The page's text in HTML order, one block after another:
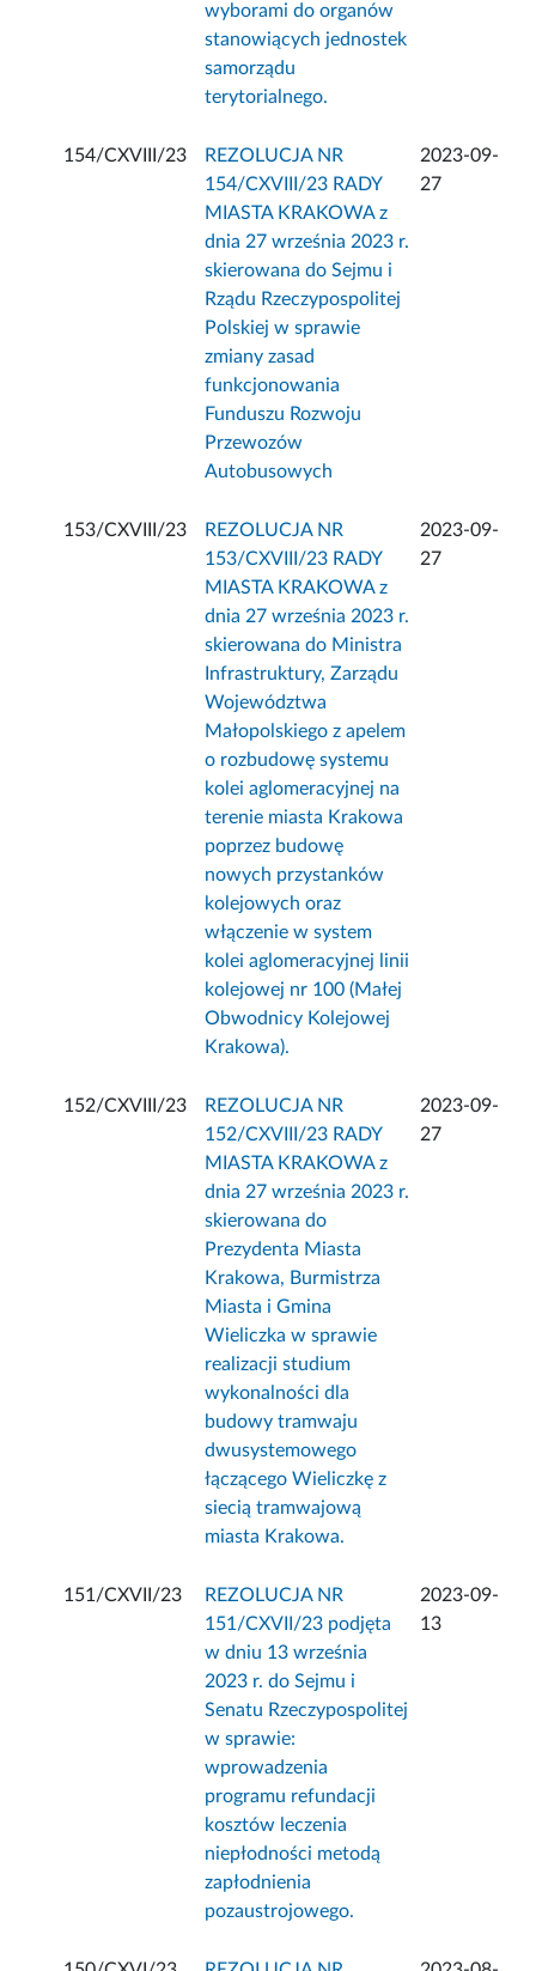
wyborami do organów
stanowiących jednostek
samorządu
terytorialnego.
154/CXVIII/23
REZOLUCJA NR
154/CXVIII/23 RADY
MIASTA KRAKOWA z
dnia 27 września 2023 r.
skierowana do Sejmu i
Rządu Rzeczypospolitej
Polskiej w sprawie
zmiany zasad
funkcjonowania
Funduszu Rozwoju
Przewozów
Autobusowych
2023-09-
27
153/CXVIII/23
REZOLUCJA NR
153/CXVIII/23 RADY
MIASTA KRAKOWA z
dnia 27 września 2023 r.
skierowana do Ministra
Infrastruktury, Zarządu
Województwa
Małopolskiego z apelem
o rozbudowę systemu
kolei aglomeracyjnej na
terenie miasta Krakowa
poprzez budowę
nowych przystanków
kolejowych oraz
włączenie w system
kolei aglomeracyjnej linii
kolejowej nr 100 (Małej
Obwodnicy Kolejowej
Krakowa).
2023-09-
27
152/CXVIII/23
REZOLUCJA NR
152/CXVIII/23 RADY
MIASTA KRAKOWA z
dnia 27 września 2023 r.
skierowana do
Prezydenta Miasta
Krakowa, Burmistrza
Miasta i Gmina
Wieliczka w sprawie
realizacji studium
wykonalności dla
budowy tramwaju
dwusystemowego
łączącego Wieliczkę z
siecią tramwajową
miasta Krakowa.
2023-09-
27
151/CXVII/23
REZOLUCJA NR
151/CXVII/23 podjęta
w dniu 13 września
2023 r. do Sejmu i
Senatu Rzeczypospolitej
w sprawie:
wprowadzenia
programu refundacji
kosztów leczenia
niepłodności metodą
zapłodnienia
pozaustrojowego.
2023-09-
13